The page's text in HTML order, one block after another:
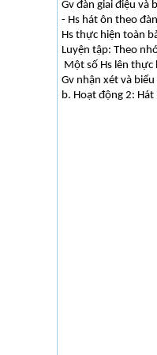
Gv đàn giai điệu và
- Hs hát ôn theo đàn
Hs thực hiện toàn
Luyện tập: Theo
Một số Hs lên
Gv nhận xét và
b. Hoạt động 2: